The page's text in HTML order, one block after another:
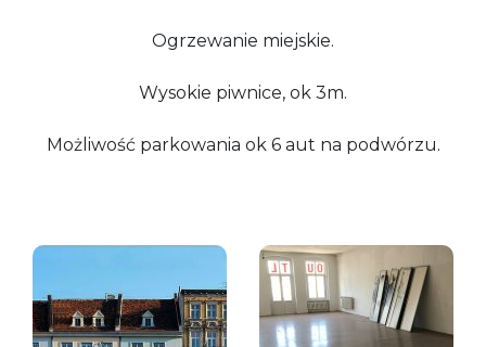
Ogrzewanie miejskie.
Wysokie piwnice, ok 3m.
Możliwość parkowania ok 6 aut na podwórzu.